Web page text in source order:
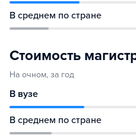
В среднем по стране
Стоимость
На очном, за год
В вузе
В среднем по стране